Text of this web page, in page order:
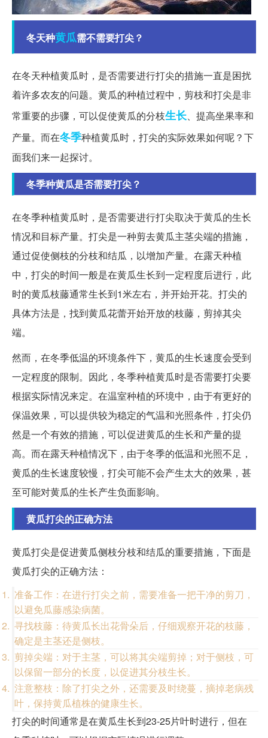
冬天种黄瓜需不需要打尖？
在冬天种植黄瓜时，是否需要进行打尖的措施一直是困扰
着许多农友的问题。黄瓜的种植过程中，剪枝和打尖是非
常重要的步骤，可以促使黄瓜的分枝生长、提高坐果率和
产量。而在冬季种植黄瓜时，打尖的实际效果如何呢？下
面我们来一起探讨。
冬季种黄瓜是否需要打尖？
在冬季种植黄瓜时，是否需要进行打尖取决于黄瓜的生长
情况和目标产量。打尖是一种剪去黄瓜主茎尖端的措施，
通过促使侧枝的分枝和结瓜，以增加产量。在露天种植
中，打尖的时间一般是在黄瓜生长到一定程度后进行，此
时的黄瓜枝藤通常生长到1米左右，并开始开花。打尖的
具体方法是，找到黄瓜花蕾开始开放的枝藤，剪掉其尖
端。
然而，在冬季低温的环境条件下，黄瓜的生长速度会受到
一定程度的限制。因此，冬季种植黄瓜时是否需要打尖要
根据实际情况来定。在温室种植的环境中，由于有更好的
保温效果，可以提供较为稳定的气温和光照条件，打尖仍
然是一个有效的措施，可以促进黄瓜的生长和产量的提
高。而在露天种植情况下，由于冬季的低温和光照不足，
黄瓜的生长速度较慢，打尖可能不会产生太大的效果，甚
至可能对黄瓜的生长产生负面影响。
黄瓜打尖的正确方法
黄瓜打尖是促进黄瓜侧枝分枝和结瓜的重要措施，下面是
黄瓜打尖的正确方法：
准备工作：在进行打尖之前，需要准备一把干净的剪刀，
以避免瓜藤感染病菌。
寻找枝藤：待黄瓜长出花骨朵后，仔细观察开花的枝藤，
确定是主茎还是侧枝。
剪掉尖端：对于主茎，可以将其尖端剪掉；对于侧枝，可
以保留一部分的长度，以促进其分枝生长。
注意整枝：除了打尖之外，还需要及时绕蔓，摘掉老病残
叶，保持黄瓜植株的健康生长。
打尖的时间通常是在黄瓜生长到23-25片叶时进行，但在